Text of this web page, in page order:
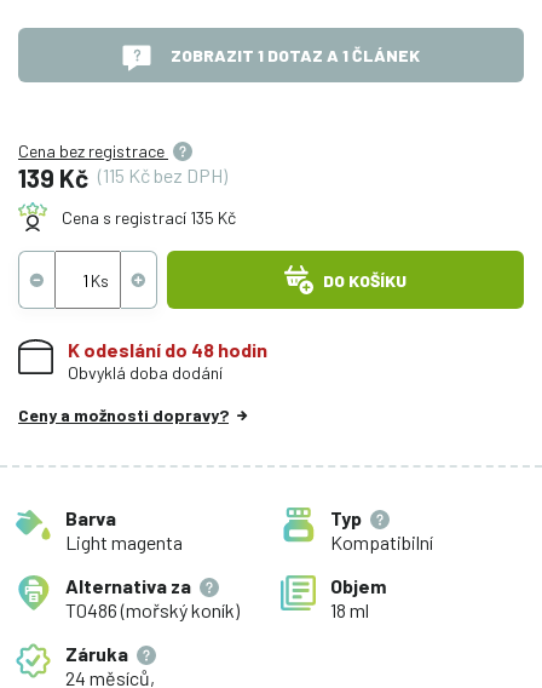
ZOBRAZIT 1 DOTAZ A 1 ČLÁNEK
Cena bez registrace
139 Kč (115 Kč bez DPH)
Cena s registrací 135 Kč
DO KOŠÍKU
K odeslání do 48 hodin
Obvyklá doba dodání
Ceny a možnosti dopravy?
Barva
Light magenta
Typ
Kompatibilní
Alternativa za
T0486 (mořský koník)
Objem
18 ml
Záruka
24 měsíců,